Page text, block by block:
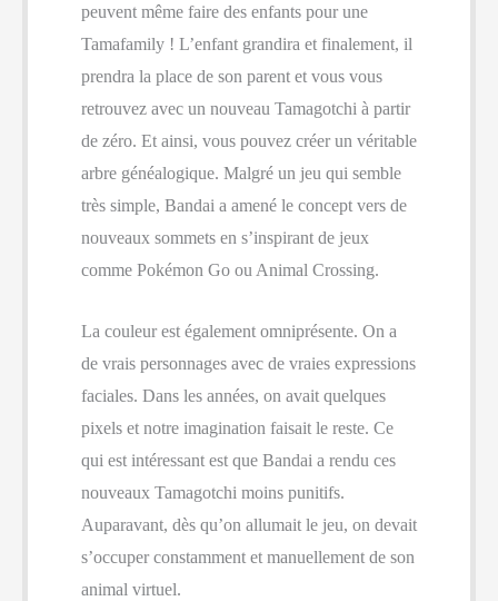
peuvent même faire des enfants pour une
Tamafamily ! L’enfant grandira et finalement, il
prendra la place de son parent et vous vous
retrouvez avec un nouveau Tamagotchi à partir
de zéro. Et ainsi, vous pouvez créer un véritable
arbre généalogique. Malgré un jeu qui semble
très simple, Bandai a amené le concept vers de
nouveaux sommets en s’inspirant de jeux
comme Pokémon Go ou Animal Crossing.
La couleur est également omniprésente. On a
de vrais personnages avec de vraies expressions
faciales. Dans les années, on avait quelques
pixels et notre imagination faisait le reste. Ce
qui est intéressant est que Bandai a rendu ces
nouveaux Tamagotchi moins punitifs.
Auparavant, dès qu’on allumait le jeu, on devait
s’occuper constamment et manuellement de son
animal virtuel.